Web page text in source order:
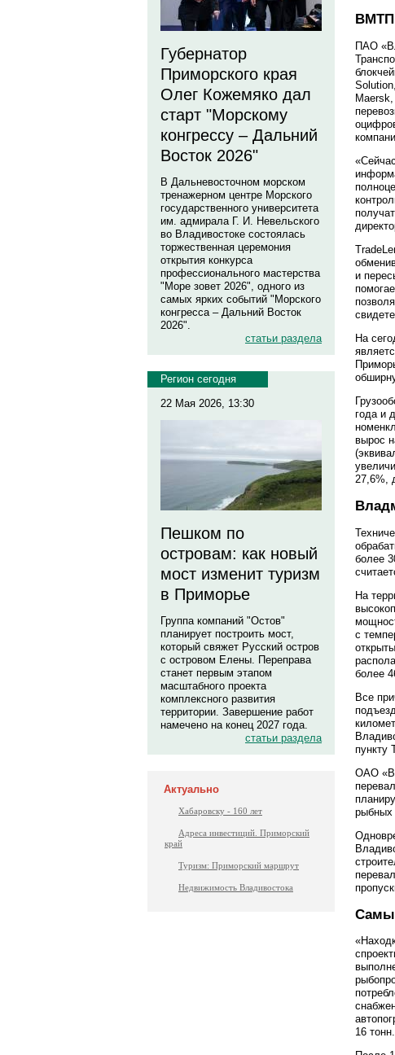
Губернатор
Приморского края
Олег Кожемяко дал
старт "Морскому
конгрессу – Дальний
Восток 2026"
В Дальневосточном морском
тренажерном центре Морского
государственного университета
им. адмирала Г. И. Невельского
во Владивостоке состоялась
торжественная церемония
открытия конкурса
профессионального мастерства
"Море зовет 2026", одного из
самых ярких событий "Морского
конгресса – Дальний Восток
2026".
статьи раздела
Регион сегодня
22 Мая 2026, 13:30
Пешком по
островам: как новый
мост изменит туризм
в Приморье
Группа компаний "Остов"
планирует построить мост,
который свяжет Русский остров
с островом Елены. Переправа
станет первым этапом
масштабного проекта
комплексного развития
территории. Завершение работ
намечено на конец 2027 года.
статьи раздела
Актуально
Хабаровску - 160 лет
Адреса инвестиций. Приморский
край
Туризм: Приморский маршрут
Недвижимость Владивостока
ВМТП
ПАО
и
На
года и
вырос
27,6%,
более
На
с
более
Все
пункту
ОАО
рыбных
16 тонн.